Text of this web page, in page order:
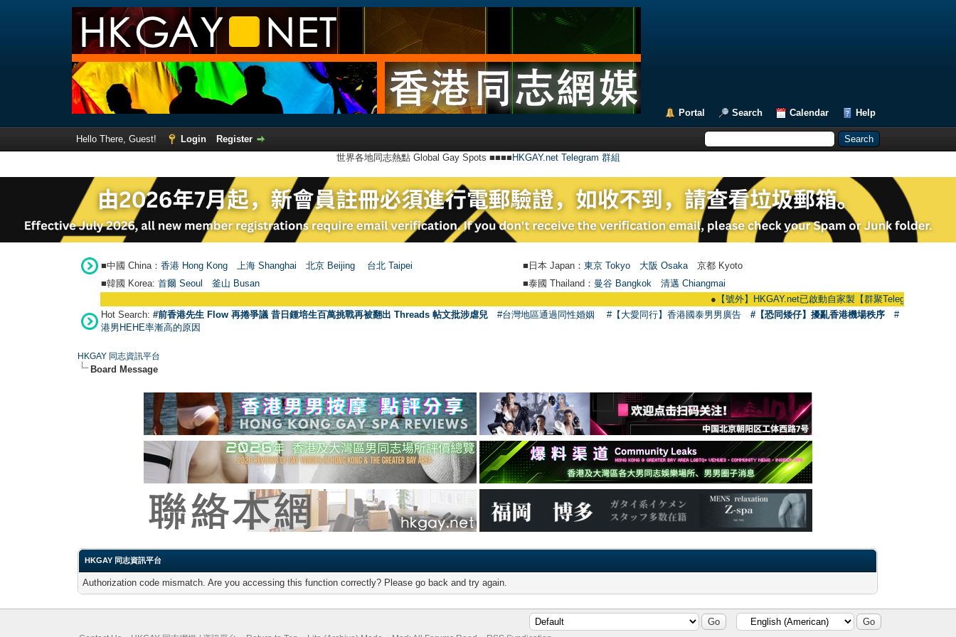
Portal Search Calendar Help
Hello There, Guest! Login
Register
世界各地同志熱點 Global Gay Spots ■■■■ HKGAY.net Telegram 群組
■中國 China： 香港 Hong Kong 上海 Shanghai 北京 Beijing 台北 Taipei ■日本 Japan： 東京 Tokyo 大阪 Osaka 京都 Kyoto
■韓國 Korea: 首爾 Seou 釜山 Busan ■泰國 Thailand： 曼谷 Bangkok
清邁 Chiangmai
【號外】HKGAY.net已啟動自家製【群聚Telegram群組】
Hot Search: #前香港先生 Flow 再捲爭議 昔日鍾培生百萬挑戰再被翻出 Threads 帖文批涉虐兒 #台灣地區通過同性婚姻 #【大愛同行】香港國泰男男廣告 #【恐同矮仔】擾亂香港機場秩序
#
港男HEHE率漸高的原因
HKGAY 同志資訊平台
Board Message
HKGAY 同志資訊平台
Authorization code mismatch. Are you accessing this function correctly? Please go back and try again.